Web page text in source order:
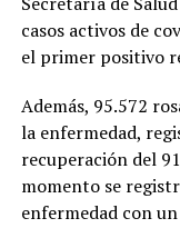
casos activos de
el primer positivo
Además, 95.572
la enfermedad,
recuperación del
momento se
enfermedad con